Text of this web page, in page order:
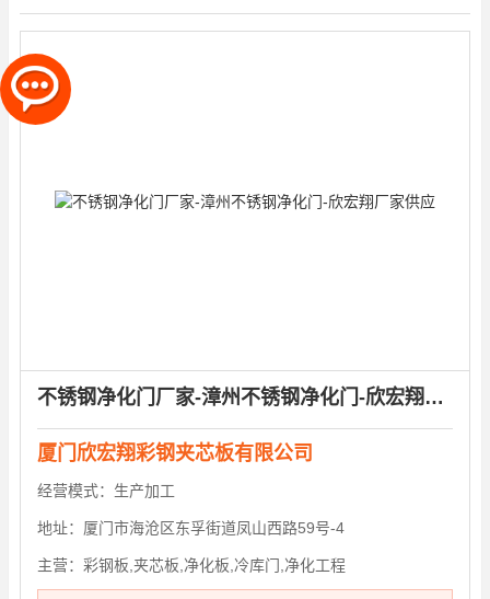
不锈钢净化门厂家-漳州不锈钢净化门-欣宏翔厂家供应
厦门欣宏翔彩钢夹芯板有限公司
经营模式： 生产加工
地址： 厦门市海沧区东孚街道凤山西路59号-4
主营： 彩钢板,夹芯板,净化板,冷库门,净化工程